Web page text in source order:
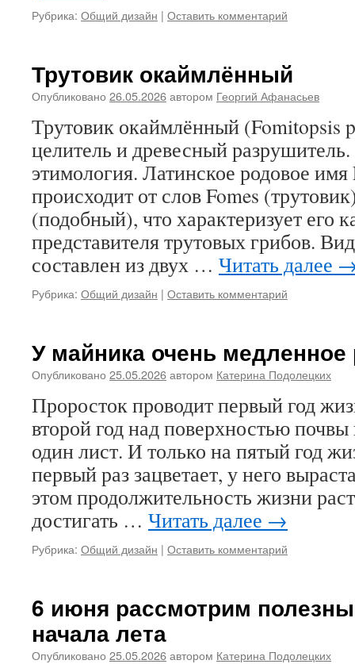
Рубрика: Общий дизайн | Оставить комментарий
Трутовик окаймлённый
Опубликовано 26.05.2026автором Георгий Афанасьев
Трутовик окаймлённый (Fomitopsis
целитель и древесный
этимология. Латинское родовое
происходит от слов Fomes
(подобный), что характеризует его
представителя трутовых грибов.
составлен из двух … Читать далее
Рубрика: Общий дизайн | Оставить комментарий
У майника очень медленное
Опубликовано 25.05.2026автором Катерина Подолецких
Проросток проводит первый год
второй год над поверхностью
один лист. И только на пятый год
первый раз зацветает, у него
этом продолжительность жизни
достигать … Читать далее →
Рубрика: Общий дизайн | Оставить комментарий
6 июня рассмотрим
начала лета
Опубликовано 25.05.2026автором Катерина Подолецких